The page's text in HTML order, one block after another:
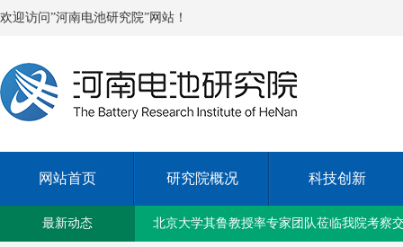
欢迎访问”河南电池研究院”网站！
网站首页 研究院概况 科技创新
最新动态
新乡国资集团与新乡铁塔公司签订战略合作
北京大学其鲁教授率专家团队莅临我院考察